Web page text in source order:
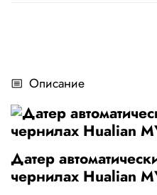
Описание
Датер
чернилах Hualian